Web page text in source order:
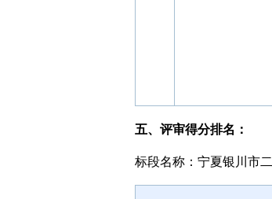
五、评审得分排名 ：
标段名称：宁夏银川市